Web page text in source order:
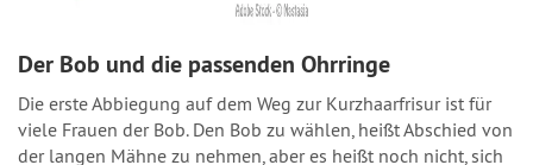
Der Bob und die passenden Ohrringe
Die erste Abbiegung auf dem Weg zur Kurzhaarfrisur ist für
viele Frauen der Bob. Den Bob zu wählen, heißt Abschied von
der langen Mähne zu nehmen, aber es heißt noch nicht, sich